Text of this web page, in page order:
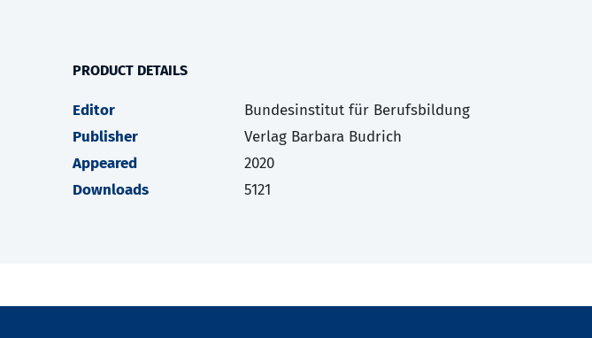
PRODUCT DETAILS
Editor
Bundesinstitut für Berufsbildung
Publisher
Verlag Barbara Budrich
Appeared
2020
Downloads
5121